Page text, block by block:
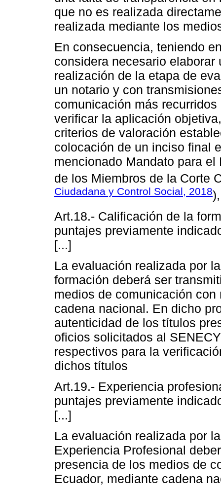
que no es realizada
realizada mediante los
En consecuencia, teniendo
considera necesario
realización de la etapa de
un notario y con
comunicación más
verificar la aplicación
criterios de valoración
colocación de un inciso final
mencionado Mandato para
de los Miembros de la Corte
Ciudadana y Control Social, 2018
Art.18.- Calificación de la
puntajes previamente
[...]
La evaluación realizada por
formación deberá ser
medios de comunicación
cadena nacional. En dicho
autenticidad de los títulos
oficios solicitados al
respectivos para la
dichos títulos
Art.19.- Experiencia
puntajes previamente
[...]
La evaluación realizada por
Experiencia Profesional
presencia de los medios de
Ecuador, mediante cadena